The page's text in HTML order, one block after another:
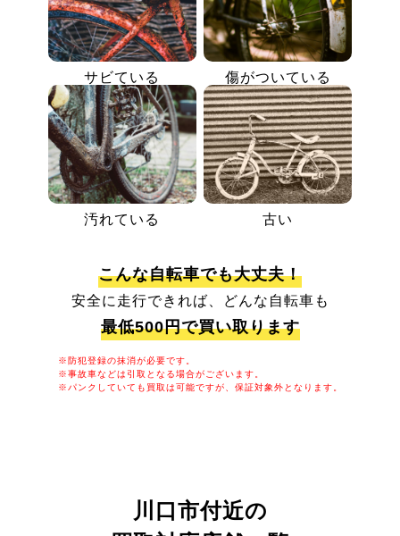
サビている 傷がついている
汚れている 古い
こんな自転車でも大丈夫！
安全に走行できれば、どんな自転車も
最低500円で買い取ります
※防犯登録の抹消が必要です。
※事故車などは引取となる場合がございます。
※パンクしていても買取は可能ですが、保証対象外となります。
川口市付近の